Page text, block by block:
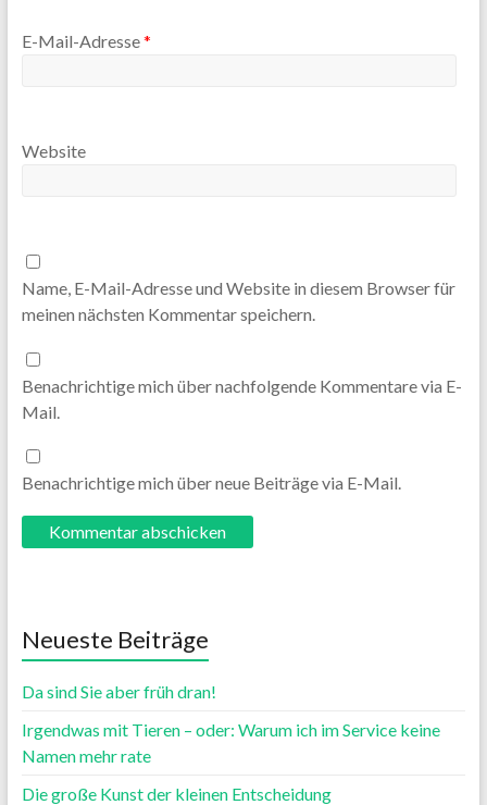
E-Mail-Adresse*
Website
Name, E-Mail-Adresse und Website in diesem Browser für
meinen nächsten Kommentar speichern.
Benachrichtige mich über nachfolgende Kommentare via E-
Mail.
Benachrichtige mich über neue Beiträge via E-Mail.
Neueste Beiträge
Da sind Sie aber früh dran!
Irgendwas mit Tieren – oder: Warum ich im Service keine
Namen mehr rate
Die große Kunst der kleinen Entscheidung